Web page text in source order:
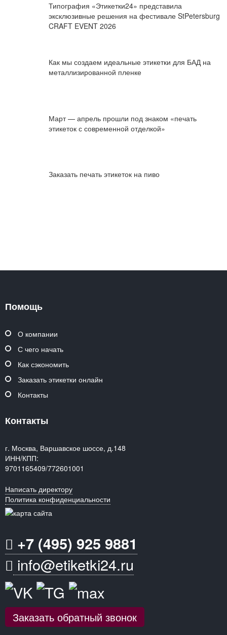
Типография «Этикетки24» представила
эксклюзивные решения на фестивале StPetersburg
CRAFT EVENT 2026
Как мы создаем идеальные этикетки для БАД на
металлизированной пленке
Март — апрель прошли под знаком «печать
этикеток с современной отделкой»
Заказать печать этикеток на пиво
Помощь
О компании
С чего начать
Как сэкономить
Заказать этикетки онлайн
Контакты
Контакты
г. Москва, Варшавское шоссе, д.148
ИНН/КПП:
9701165409/772601001
Написать директору
Политика конфиденциальности
+7 (495) 925 9881
info@etiketki24.ru
Заказать обратный звонок